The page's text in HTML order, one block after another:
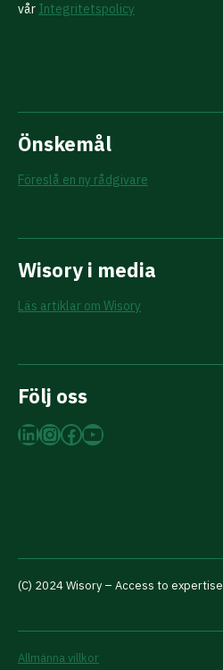
vår Integritetspolicy
Önskemål
Föreslå en ny rådgivare
Wisory i media
Läs artiklar om Wisory
Följ oss
LinkedIn
Instagram
Facebook
YouTube
(C) 2024 Wisory – Access to expertise
Allmänna villkor